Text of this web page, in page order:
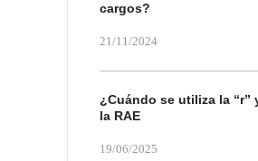
cargos?
21/11/2024
¿Cuándo se utiliza la “r”
la RAE
19/06/2025